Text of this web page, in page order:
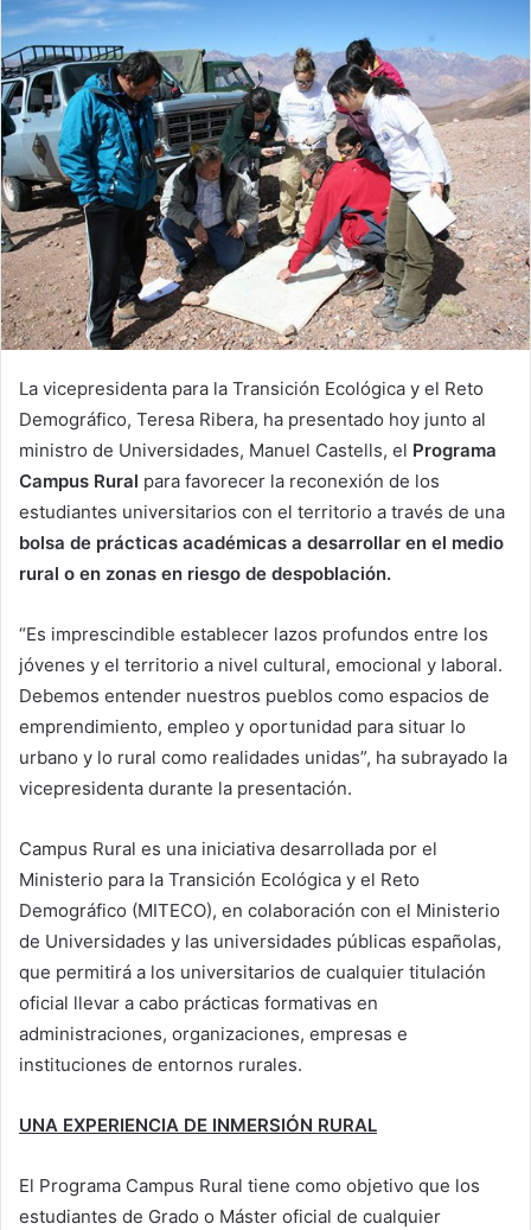
La vicepresidenta para la Transición Ecológica y el Reto
Demográfico, Teresa Ribera, ha presentado hoy junto al
ministro de Universidades, Manuel Castells, el Programa
Campus Rural para favorecer la reconexión de los
estudiantes universitarios con el territorio a través de una
bolsa de prácticas académicas a desarrollar en el medio
rural o en zonas en riesgo de despoblación.
“Es imprescindible establecer lazos profundos entre los
jóvenes y el territorio a nivel cultural, emocional y laboral.
Debemos entender nuestros pueblos como espacios de
emprendimiento, empleo y oportunidad para situar lo
urbano y lo rural como realidades unidas”, ha subrayado la
vicepresidenta durante la presentación.
Campus Rural es una iniciativa desarrollada por el
Ministerio para la Transición Ecológica y el Reto
Demográfico (MITECO), en colaboración con el Ministerio
de Universidades y las universidades públicas españolas,
que permitirá a los universitarios de cualquier titulación
oficial llevar a cabo prácticas formativas en
administraciones, organizaciones, empresas e
instituciones de entornos rurales.
UNA EXPERIENCIA DE INMERSIÓN RURAL
El Programa Campus Rural tiene como objetivo que los
estudiantes de Grado o Máster oficial de cualquier